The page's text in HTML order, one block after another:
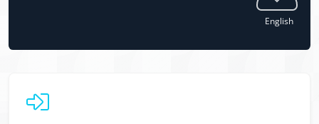
English